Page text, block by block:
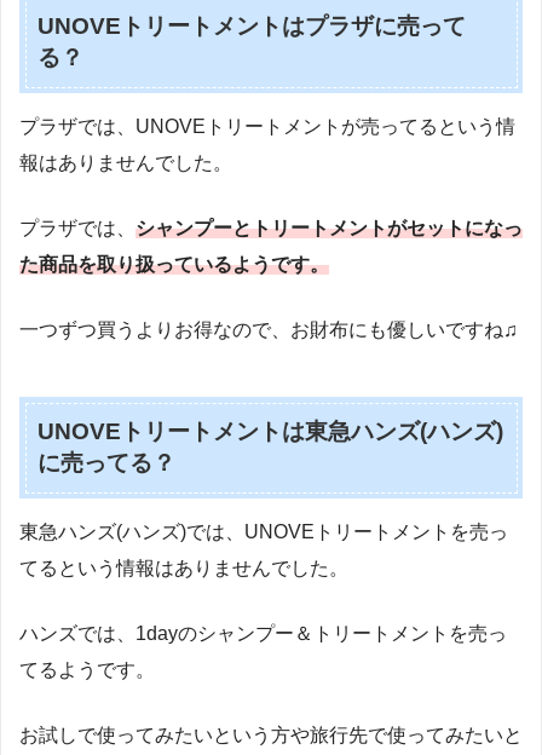
UNOVEトリートメントはプラザに売って
る？
プラザでは、UNOVEトリートメントが売ってるという情
報はありませんでした。
プラザでは、 シャンプーとトリートメントがセットになっ
た商品を取り扱っているようです。
一つずつ買うよりお得なので、お財布にも優しいですね♫
UNOVEトリートメントは東急ハンズ(ハンズ)
に売ってる？
東急ハンズ(ハンズ)では、UNOVEトリートメントを売っ
てるという情報はありませんでした。
ハンズでは、1dayのシャンプー＆トリートメントを売っ
てるようです。
お試しで使ってみたいという方や旅行先で使ってみたいと